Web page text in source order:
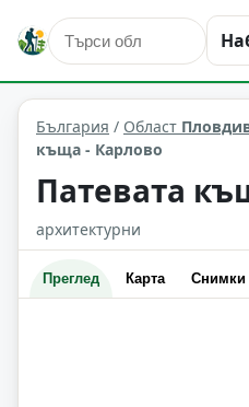
култура и изкуство
България / Област
къща - Карлово
Патевата
архитектурни
Преглед Карта Снимки